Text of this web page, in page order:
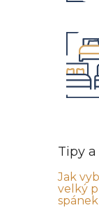
Tipy
Jak
velký